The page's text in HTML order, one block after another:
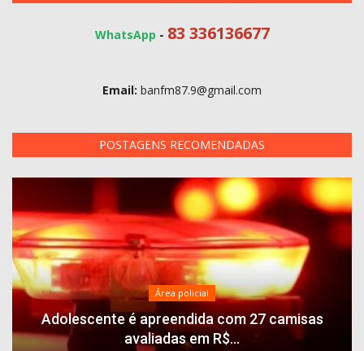
WhatsApp - 83 336136677
Email: banfm87.9@gmail.com
POSTAGENS RECOMENDADAS
Área policial
Adolescente é apreendida com 27 camisas
avaliadas em R$...